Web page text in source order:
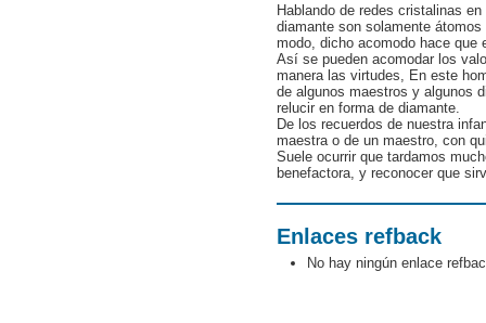
Hablando de redes cristalinas
diamante son solamente
modo, dicho acomodo hace
Así se pueden acomodar los
manera las virtudes, En este
de algunos maestros y algunos
relucir en forma de diamante.
De los recuerdos de nuestra
maestra o de un maestro, con
Suele ocurrir que tardamos
benefactora, y reconocer que
Enlaces refback
No hay ningún enlace